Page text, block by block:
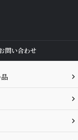
問い合わせ